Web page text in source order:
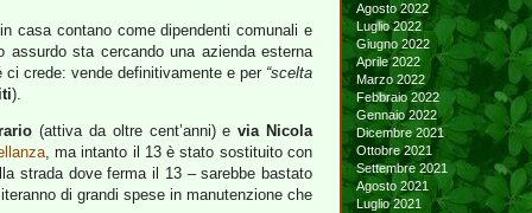
casa contano come dipendenti comunali e
assurdo sta cercando una azienda esterna
crede: vende definitivamente e per “scelta
).
(attiva da oltre cent’anni) evia Nicola
, ma intanto il 13 è stato sostituito con
strada dove ferma il 13 – sarebbe bastato
di grandi spese in manutenzione che
Agosto 2022
Luglio 2022
Giugno 2022
Aprile 2022
Marzo 2022
Febbraio 2022
Gennaio 2022
Dicembre 2021
Ottobre 2021
Settembre 2021
Agosto 2021
Luglio 2021